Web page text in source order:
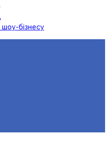
шоу-бізнесу